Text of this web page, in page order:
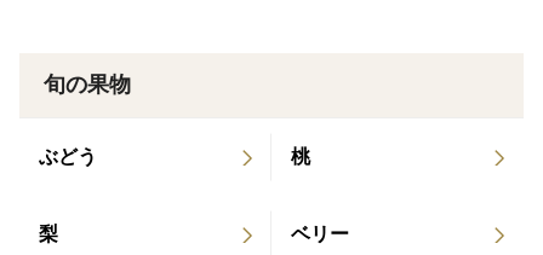
旬の果物
ぶどう 桃
梨 ベリー